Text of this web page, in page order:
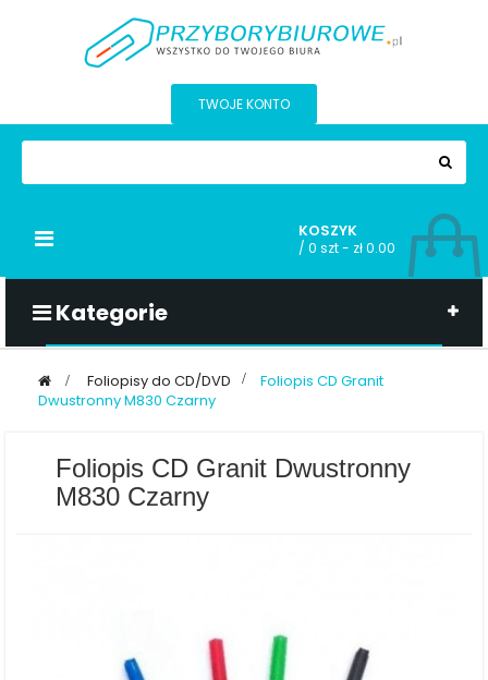
TWOJE KONTO
KOSZYK
/ 0 szt - zł 0.00
Kategorie
Przełącz
> Foliopisy do CD/DVD >
Foliopis CD Granit
Dwustronny M830 Czarny
Foliopis CD Granit Dwustronny
M830 Czarny